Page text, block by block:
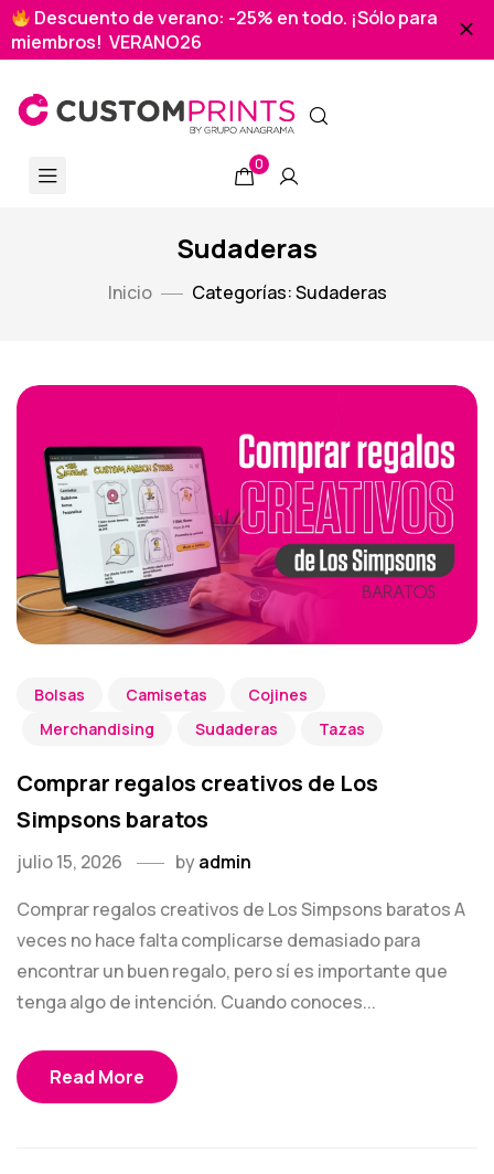
Descuento de verano: -25% en todo. ¡Sólo para
miembros! VERANO26
0
Sudaderas
Inicio Categorías: Sudaderas
Bolsas Camisetas
Cojines
Merchandising
Sudaderas Tazas
Comprar regalos creativos de Los
Simpsons baratos
julio 15, 2026 byadmin
Comprar regalos creativos de Los Simpsons baratos A
veces no hace falta complicarse demasiado para
encontrar un buen regalo, pero sí es importante que
tenga algo de intención. Cuando conoces...
Read More